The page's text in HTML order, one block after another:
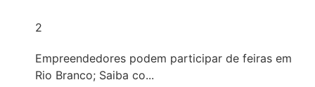
2
Empreendedores podem participar de feiras em
Rio Branco; Saiba co...